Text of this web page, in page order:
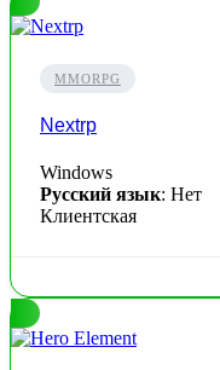
MMORPG
Nextrp
Windows
Русский язык: Нет
Клиентская